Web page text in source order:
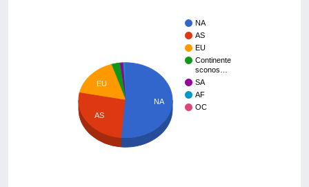
NA
AS
EU
Continente
sconos…
SA
AF
OC
EU
AS
NA